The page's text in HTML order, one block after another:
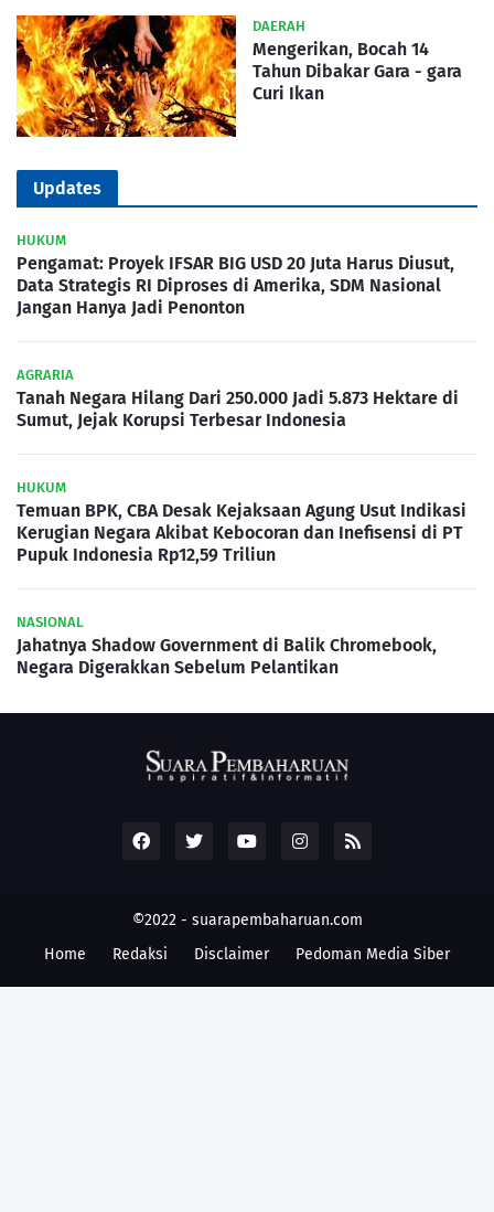
DAERAH
Mengerikan, Bocah 14
Tahun Dibakar Gara - gara
Curi Ikan
Updates
HUKUM
Pengamat: Proyek IFSAR BIG USD 20 Juta Harus Diusut,
Data Strategis RI Diproses di Amerika, SDM Nasional
Jangan Hanya Jadi Penonton
AGRARIA
Tanah Negara Hilang Dari 250.000 Jadi 5.873 Hektare di
Sumut, Jejak Korupsi Terbesar Indonesia
HUKUM
Temuan BPK, CBA Desak Kejaksaan Agung Usut Indikasi
Kerugian Negara Akibat Kebocoran dan Inefisensi di PT
Pupuk Indonesia Rp12,59 Triliun
NASIONAL
Jahatnya Shadow Government di Balik Chromebook,
Negara Digerakkan Sebelum Pelantikan
©2022 - suarapembaharuan.com
Home
Redaksi Disclaimer Pedoman Media Siber